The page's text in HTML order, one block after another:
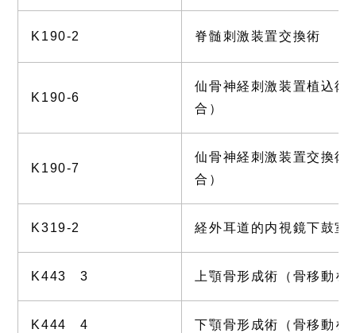
K190-2 脊髄刺激装置交換術
K190-6
仙骨神経刺激装置植込術
合）
K190-7
仙骨神経刺激装置交換術
合）
K319-2 経外耳道的内視鏡下鼓室
K443 3 上顎骨形成術（骨移動
K444 4 下顎骨形成術（骨移動を